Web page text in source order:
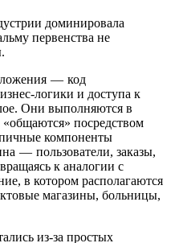
доминировала
первенства не
— код
логики и доступа к
Они выполняются в
посредством
компоненты
— пользователи, заказы,
к аналогии с
в котором располагаются
магазины, больницы,
из-за простых